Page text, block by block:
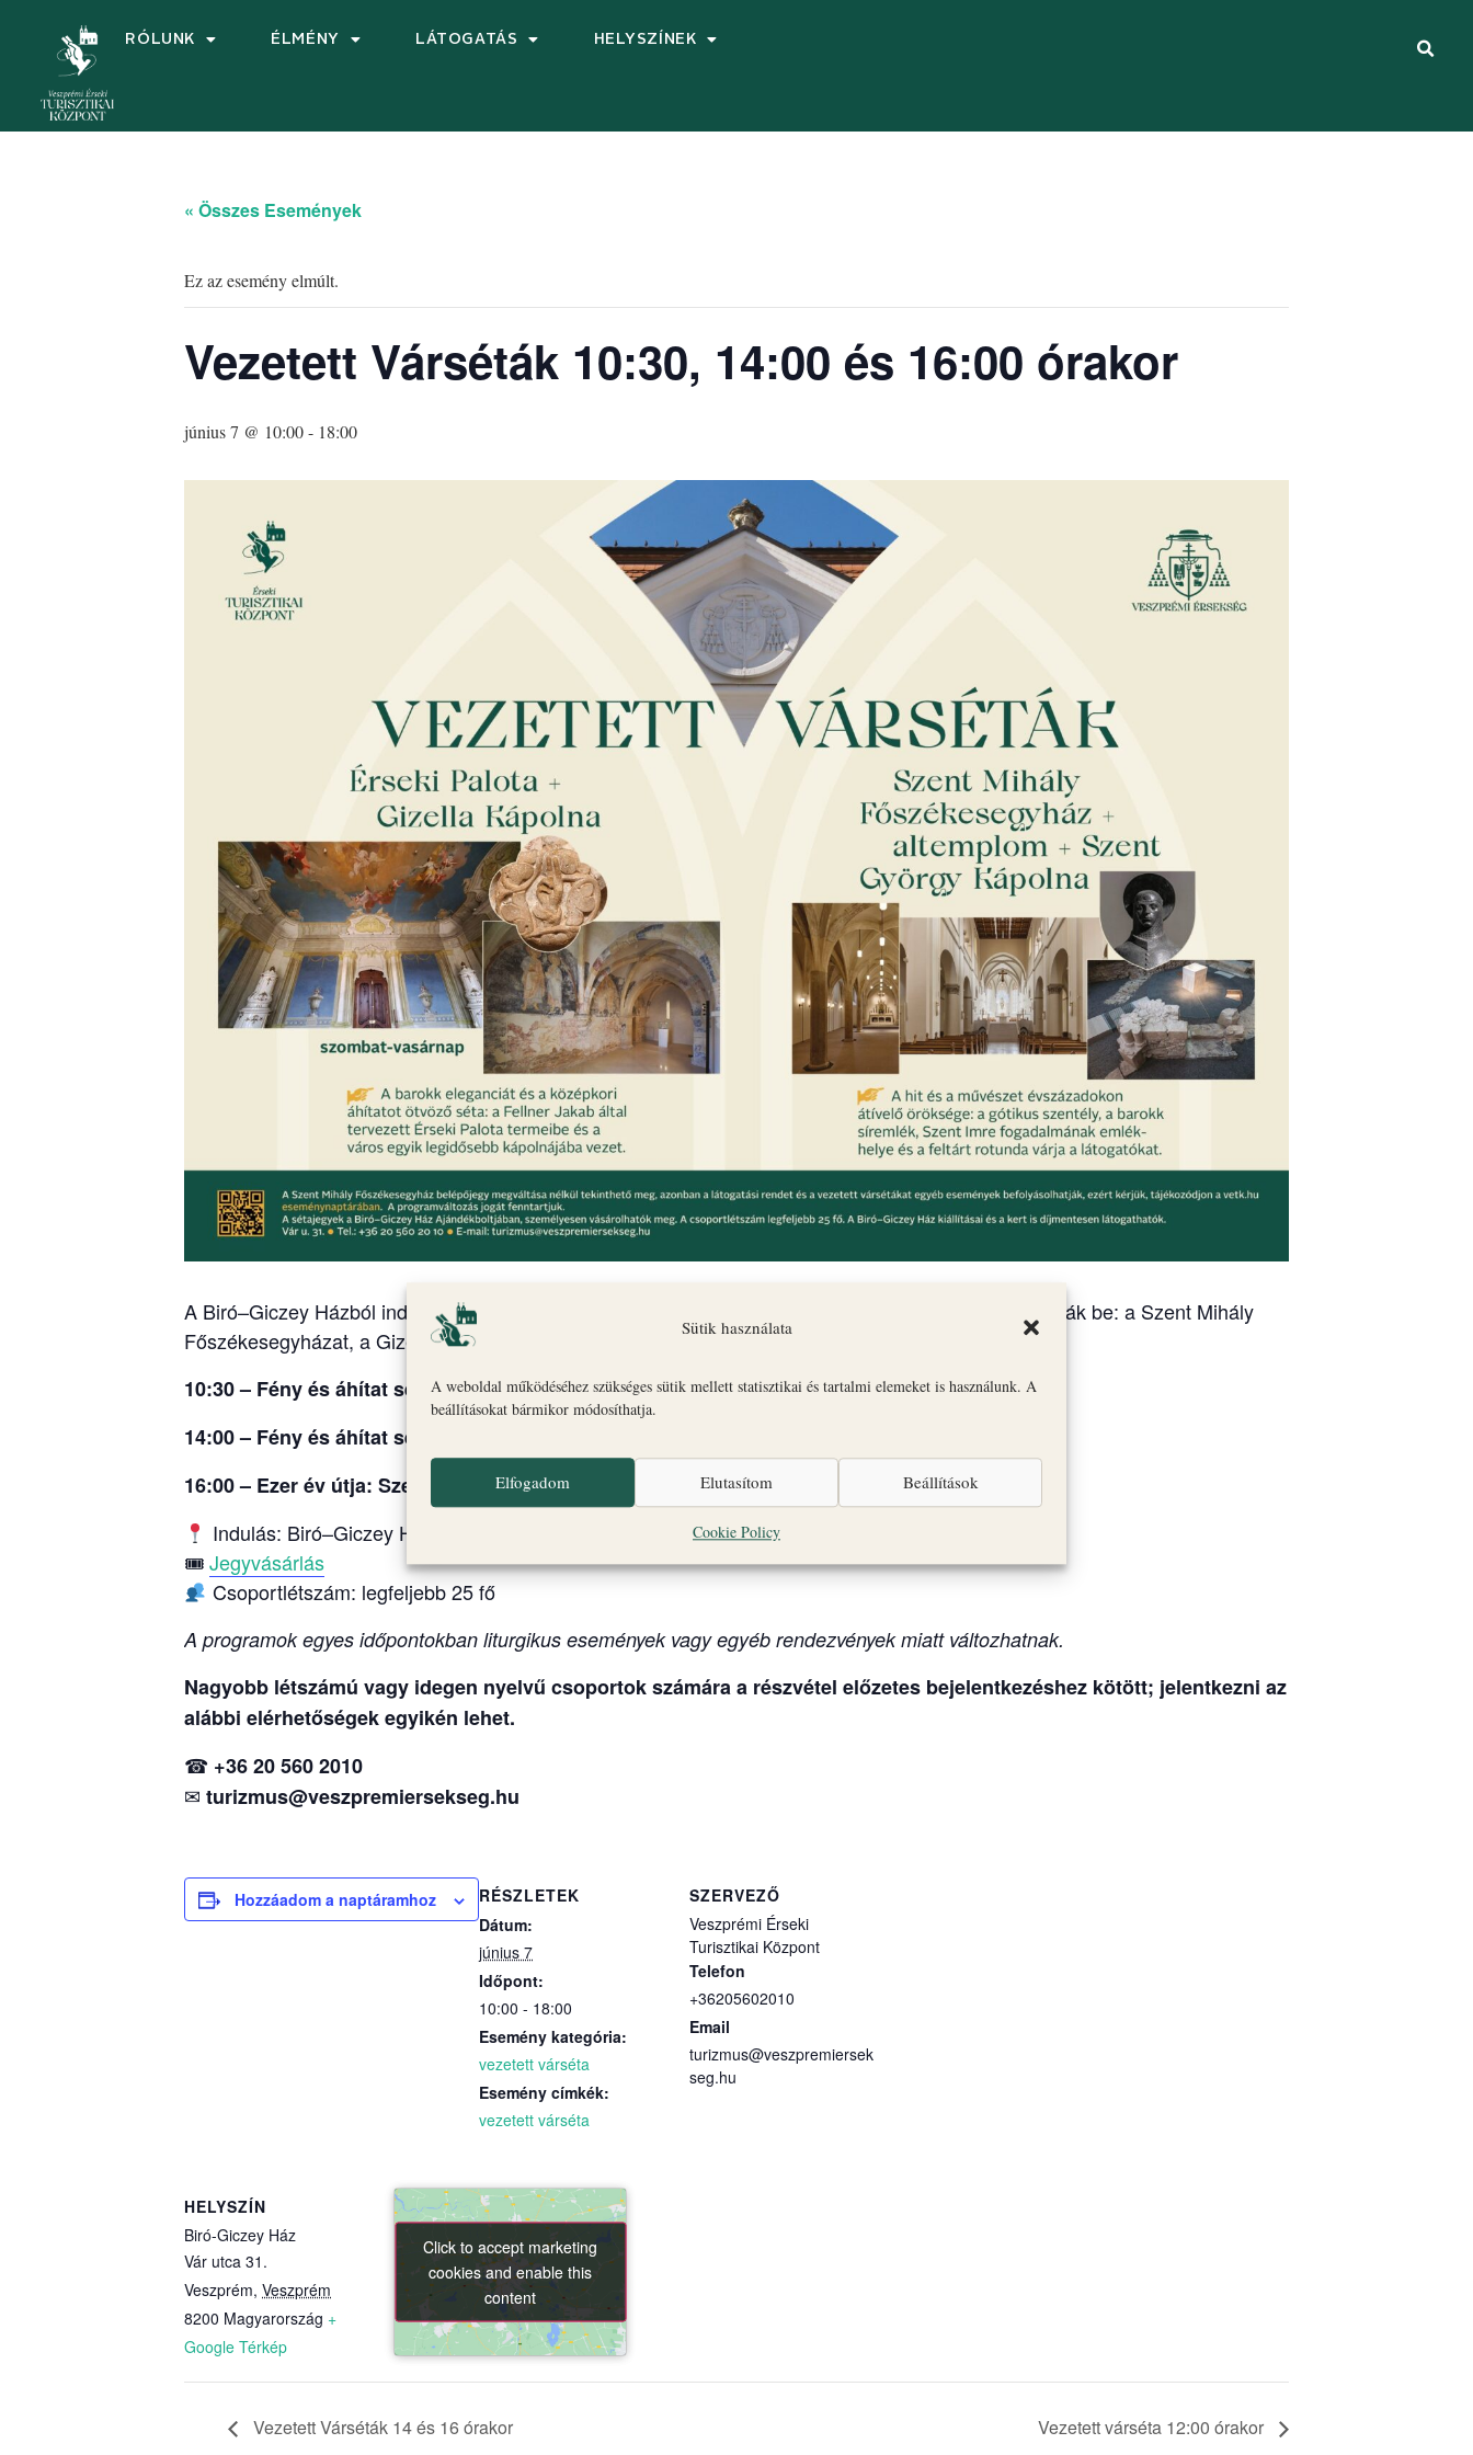
Sütik használata
A weboldal működéséhez szükséges sütik mellett statisztikai és tartalmi elemeket is használunk. A
beállításokat bármikor módosíthatja.
Elfogadom Elutasítom Beállítások
Cookie Policy
RÓLUNK ÉLMÉNY LÁTOGATÁS HELYSZÍNEK
« Összes Események
Ez az esemény elmúlt.
Vezetett Várséták 10:30, 14:00 és 16:00 órakor
június 7 @ 10:00- 18:00
A Biró–Giczey Házból induló vezetett várséták a veszprémi Várnegyed legfontosabb látnivalóit mutatják be: a Szent Mihály
Főszékesegyházat, a Gizella Kápolnát, a Szent György Kápolnát és az Érseki Palotát.
10:30 – Fény és áhítat sétája: Érseki Palota és Gizella Kápolna
14:00 – Fény és áhítat sétája: Érseki Palota és Gizella Kápolna
16:00 – Ezer év útja: Szent Mihály Főszékesegyház, altemplom és Szent György Kápolna
Indulás: Biró–Giczey Ház (Vár utca 31.)
🎟Jegyvásárlás
Csoportlétszám: legfeljebb 25 fő
A programok egyes időpontokban liturgikus események vagy egyéb rendezvények miatt változhatnak.
Nagyobb létszámú vagy idegen nyelvű csoportok számára a részvétel előzetes bejelentkezéshez kötött; jelentkezni az
alábbi elérhetőségek egyikén lehet.
☎ +36 20 560 2010
✉ turizmus@veszpremiersekseg.hu
Hozzáadom a naptáramhoz
RÉSZLETEK
Dátum:
június 7
Időpont:
10:00 - 18:00
Esemény kategória:
vezetett várséta
Esemény címkék:
vezetett várséta
SZERVEZŐ
Veszprémi Érseki
Turisztikai Központ
Telefon
+36205602010
Email
turizmus@veszpremiersek
seg.hu
HELYSZÍN
Biró-Giczey Ház
Vár utca 31.
Veszprém, Veszprém
8200 Magyarország +
Google Térkép
Click to accept marketing
cookies and enable this
content
Click to accept marketing
cookies and enable this
content
Vezetett Várséták 14 és 16 órakor Vezetett várséta 12:00 órakor